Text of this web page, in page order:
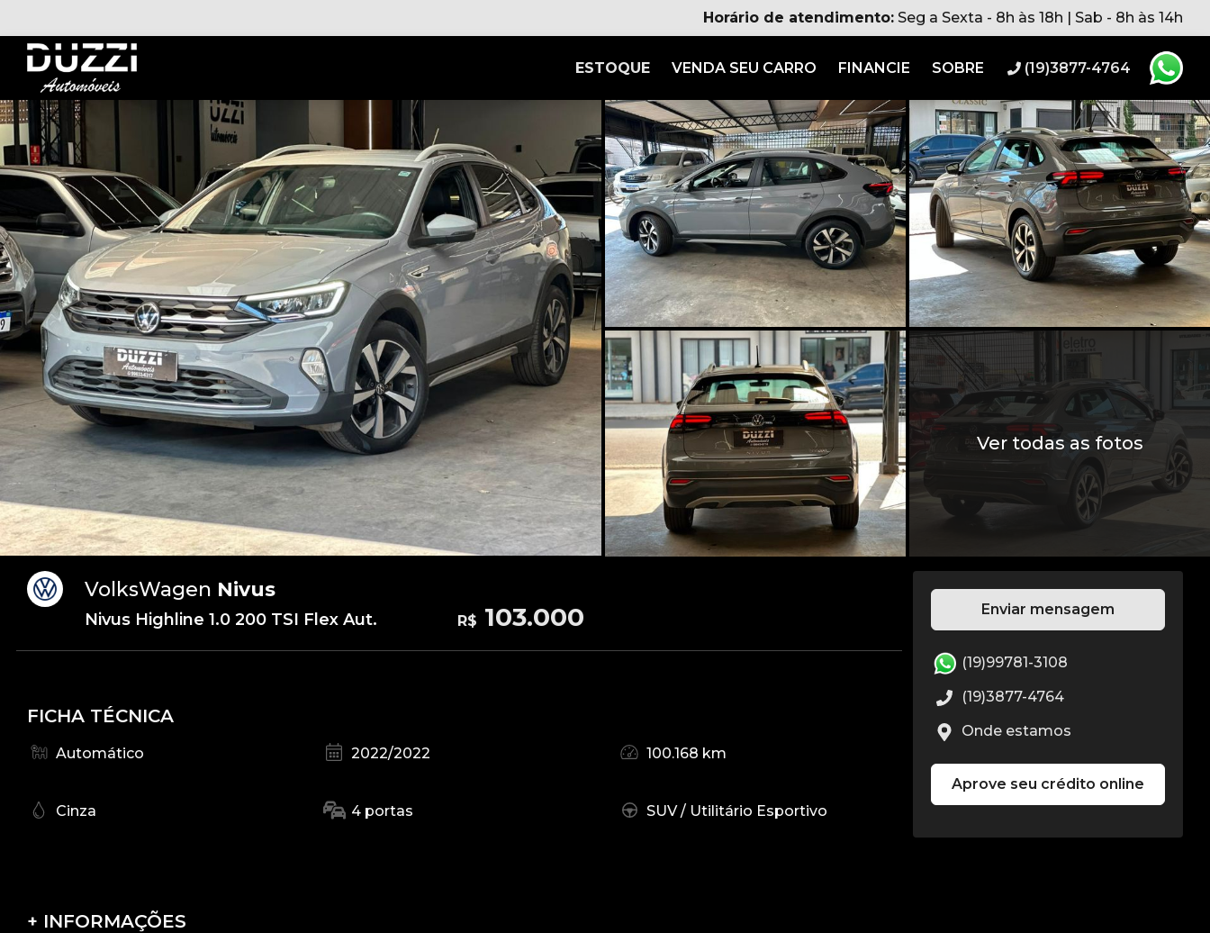
Horário de atendimento: Seg a Sexta - 8h às 18h | Sab - 8h às 14h
ESTOQUE VENDA SEU CARRO FINANCIE SOBRE (19)3877-4764
Ver todas as fotos
VolksWagen Nivus
Nivus Highline 1.0 200 TSI Flex Aut. R$ 103.000
FICHA TÉCNICA
Automático 2022/2022 100.168 km
Cinza 4 portas SUV / Utilitário Esportivo
+ INFORMAÇÕES
Enviar mensagem
(19)99781-3108
(19)3877-4764
Onde estamos
Aprove seu crédito online